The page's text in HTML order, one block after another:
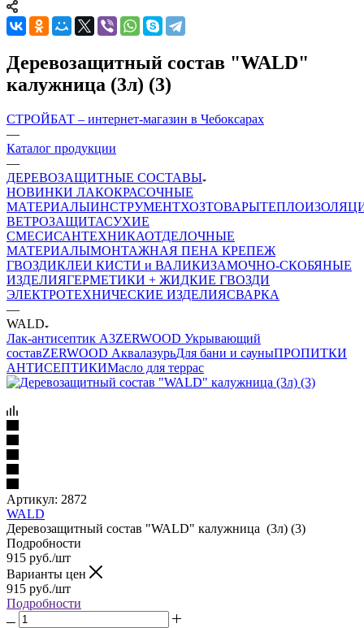
Деревозащитный состав "WALD"
калужница (3л) (3)
СТРОЙБАТ – интернет-магазин в Чебоксарах
—
Каталог продукции
—
ДЕРЕВОЗАЩИТНЫЕ СОСТАВЫ
НОВИНКИ ЛАКОКРАСОЧНЫЕ
МАТЕРИАЛЫИНСТРУМЕНТХОЗТОВАРЫ
ВЕТРОЗАЩИТАСУХИЕ
СМЕСИСАНТЕХНИКАОТДЕЛОЧНЫЕ
МАТЕРИАЛЫМОНТАЖНАЯ ПЕНА КРЕПЕЖ
ГВОЗДИКЛЕИ КИСТИ и ВАЛИКИЗАМОЧНО-СКОБЯНЫЕ
ИЗДЕЛИЯГЕРМЕТИКИ + ЖИДКИЕ ГВОЗДИ
ЭЛЕКТРОТЕХНИЧЕСКИЕ ИЗДЕЛИЯСВАРКА
—
WALD
Лак-антисептик А3ZERWOOD Укрывающий
составZERWOOD АквалазурьДля бани и сауныПРОПИТКИ
АНТИСЕПТИКИМасло для террас
Артикул: 2872
WALD
Деревозащитный состав "WALD" калужница (3л) (3)
Подробности
915 руб./шт
Варианты цен
915 руб./шт
Подробности